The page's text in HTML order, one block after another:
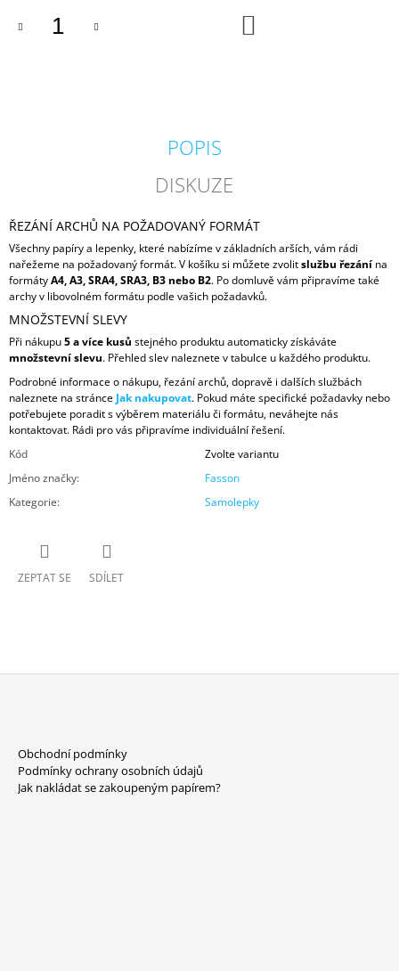
POPIS
DISKUZE
ŘEZÁNÍ ARCHŮ NA POŽADOVANÝ FORMÁT
Všechny papíry a lepenky, které nabízíme v základních arších, vám rádi
nařežeme na požadovaný formát. V košíku si můžete zvolitslužbu řezání na
formátyA4, A3, SRA4, SRA3, B3 nebo B2. Po domluvě vám připravíme také
archy v libovolném formátu podle vašich požadavků.
MNOŽSTEVNÍ SLEVY
Při nákupu5 a více kusů stejného produktu automaticky získáváte
množstevní slevu. Přehled slev naleznete v tabulce u každého produktu.
Podrobné informace o nákupu, řezání archů, dopravě i dalších službách
naleznete na stránce Jak nakupovat. Pokud máte specifické požadavky nebo
potřebujete poradit s výběrem materiálu či formátu, neváhejte nás
kontaktovat. Rádi pro vás připravíme individuální řešení.
Kód
Zvolte variantu
Jméno značky:
Fasson
Kategorie: Samolepky
ZEPTAT SE SDÍLET
Obchodní podmínky
Podmínky ochrany osobních údajů
Jak nakládat se zakoupeným papírem?